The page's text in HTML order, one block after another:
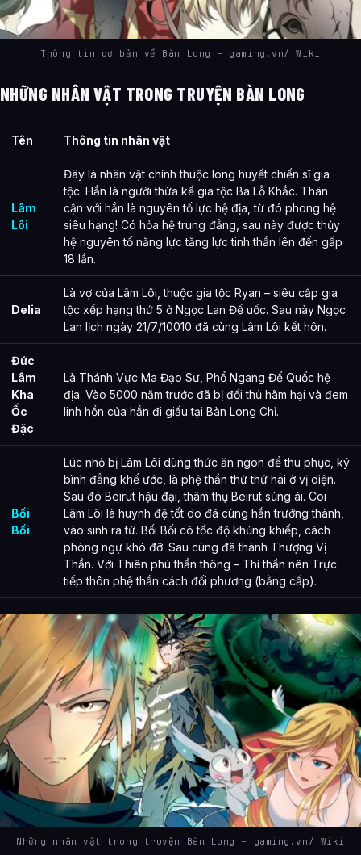
Thông tin cơ bản về Bàn Long – gaming.vn/ Wiki
NHỮNG NHÂN VẬT TRONG TRUYỆN BÀN LONG
Tên Thông tin nhân vật
Lâm
Lôi
Đây là nhân vật chính thuộc long huyết chiến sĩ gia
tộc. Hắn là người thừa kế gia tộc Ba Lỗ Khắc. Thân
cận với hắn là nguyên tố lực hệ địa, từ đó phong hệ
siêu hạng! Có hỏa hệ trung đẳng, sau này được thủy
hệ nguyên tố năng lực tăng lực tinh thần lên đến gấp
18 lần.
Delia
Là vợ của Lâm Lôi, thuộc gia tộc Ryan – siêu cấp gia
tộc xếp hạng thứ 5 ở Ngọc Lan Đế uốc. Sau này Ngọc
Lan lịch ngày 21/7/10010 đã cùng Lâm Lôi kết hôn.
Đức
Lâm
Kha
Ốc
Đặc
Là Thánh Vực Ma Đạo Sư, Phổ Ngang Đế Quốc hệ
địa. Vào 5000 năm trước đã bị đối thủ hãm hại và đem
linh hồn của hắn đi giấu tại Bàn Long Chỉ.
Bối
Bối
Lúc nhỏ bị Lâm Lôi dùng thức ăn ngon để thu phục, ký
bình đẳng khế ước, là phệ thần thử thứ hai ở vị diện.
Sau đó Beirut hậu đại, thâm thụ Beirut sủng ái. Coi
Lâm Lôi là huynh đệ tốt do đã cùng hắn trưởng thành,
vào sinh ra tử. Bối Bối có tốc độ khủng khiếp, cách
phòng ngự khó đỡ. Sau cùng đã thành Thượng Vị
Thần. Với Thiên phú thần thông – Thí thần nên Trực
tiếp thôn phệ thần cách đối phương (bằng cấp).
Những nhân vật trong truyện Bàn Long – gaming.vn/ Wiki